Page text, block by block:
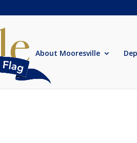
About Mooresville